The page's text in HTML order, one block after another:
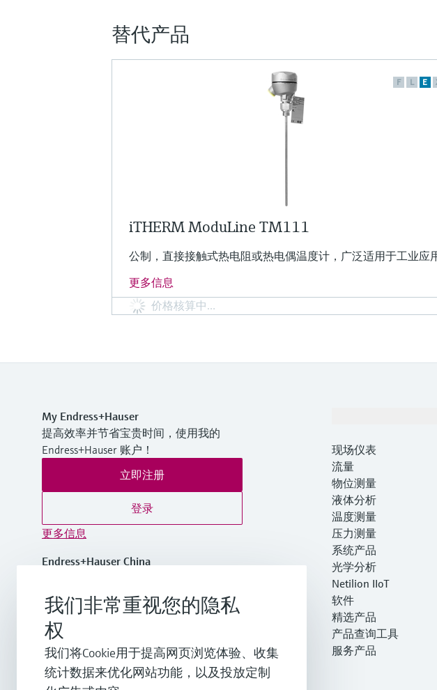
替代产品
F L E
iTHERM ModuLine TM111
公制，直接接触式热电阻或热电偶温度计，广泛适用于工业应
更多信息
价格核算中…
My Endress+Hauser
提高效率并节省宝贵时间，使用我的
Endress+Hauser 账户！
立即注册
登录
更多信息
Endress+Hauser China
+86-21-2403 9600
info.cn@endress.com
现场仪表
流量
物位测量
液体分析
温度测量
压力测量
系统产品
光学分析
Netilion IIoT
软件
精选产品
产品查询工具
服务产品
我们非常重视您的隐私
权
我们将Cookie用于提高网页浏览体验、收集
统计数据来优化网站功能，以及投放定制